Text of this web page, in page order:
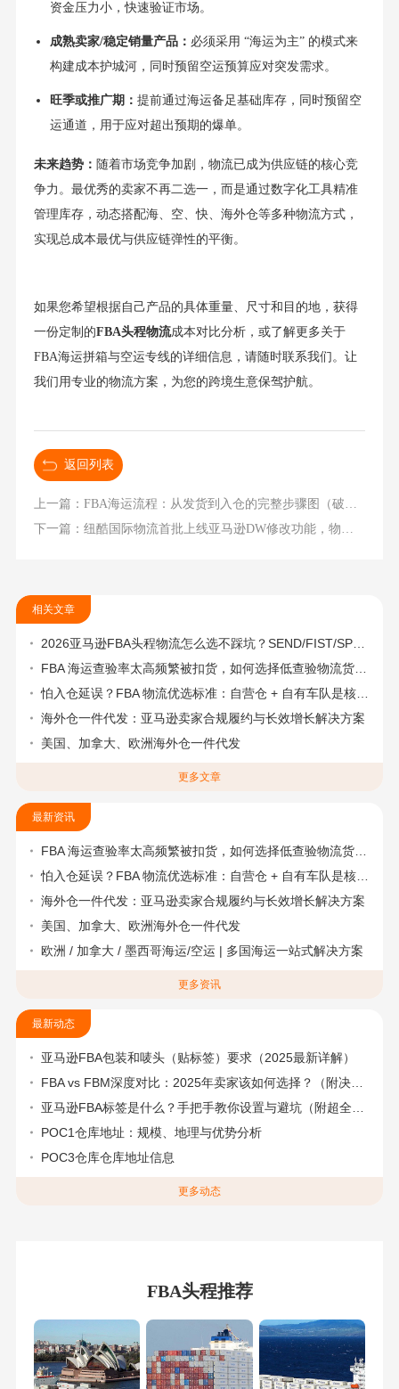
资金压力小，快速验证市场。
成熟卖家/稳定销量产品： 必须采用 “海运为主” 的模式来
构建成本护城河，同时预留空运预算应对突发需求。
旺季或推广期： 提前通过海运备足基础库存，同时预留空
运通道，用于应对超出预期的爆单。
未来趋势： 随着市场竞争加剧，物流已成为供应链的核心竞
争力。最优秀的卖家不再二选一，而是通过数字化工具精准
管理库存，动态搭配海、空、快、海外仓等多种物流方式，
实现总成本最优与供应链弹性的平衡。
如果您希望根据自己产品的具体重量、尺寸和目的地，获得
一份定制的FBA头程物流成本对比分析，或了解更多关于
FBA海运拼箱与空运专线的详细信息，请随时联系我们。让
我们用专业的物流方案，为您的跨境生意保驾护航。
返回列表
上一篇：FBA海运流程：从发货到入仓的完整步骤图（破解亚马逊FBA物流绩效与罚款难题）
下一篇：纽酷国际物流首批上线亚马逊DW修改功能，物流体验再升级！（详细操作指引）
相关文章
2026亚马逊FBA头程物流怎么选不踩坑？SEND/FIST/SPN官方认证物流商，只有这家敢承诺“准达率第一”
FBA 海运查验率太高频繁被扣货，如何选择低查验物流货代？
怕入仓延误？FBA 物流优选标准：自营仓 + 自有车队是核心硬指标
海外仓一件代发：亚马逊卖家合规履约与长效增长解决方案
美国、加拿大、欧洲海外仓一件代发
更多文章
最新资讯
FBA 海运查验率太高频繁被扣货，如何选择低查验物流货代？
怕入仓延误？FBA 物流优选标准：自营仓 + 自有车队是核心硬指标
海外仓一件代发：亚马逊卖家合规履约与长效增长解决方案
美国、加拿大、欧洲海外仓一件代发
欧洲 / 加拿大 / 墨西哥海运/空运 | 多国海运一站式解决方案
更多资讯
最新动态
亚马逊FBA包装和唛头（贴标签）要求（2025最新详解）
FBA vs FBM深度对比：2025年卖家该如何选择？（附决策流程图）
亚马逊FBA标签是什么？手把手教你设置与避坑（附超全指南）
POC1仓库地址：规模、地理与优势分析
POC3仓库仓库地址信息
更多动态
FBA头程推荐